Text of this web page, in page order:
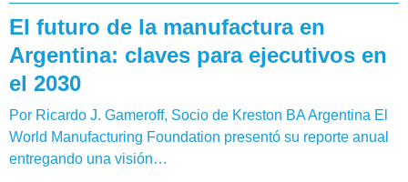
El futuro de la manufactura en
Argentina: claves para ejecutivos en
el 2030
Por Ricardo J. Gameroff, Socio de Kreston BA Argentina El
World Manufacturing Foundation presentó su reporte anual
entregando una visión…